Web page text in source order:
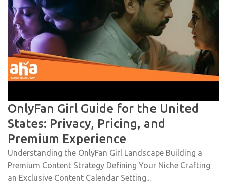
OnlyFan Girl Guide for the United
States: Privacy, Pricing, and
Premium Experience
Understanding the OnlyFan Girl Landscape Building a
Premium Content Strategy Defining Your Niche Crafting
an Exclusive Content Calendar Setting...